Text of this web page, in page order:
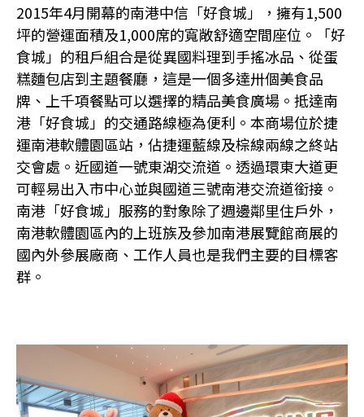
2015年4月開幕的南港中信「好食城」，擁有1,500
坪的營運面積及1,000席的寬敞舒適空間座位。「好
食城」的租戶組合是從異國料理到手搖冰品、從蛋
糕麵包店到主題餐廳，這是一個多達卅個美食品
牌、上千項餐點可以選擇的精品美食廣場。抵達南
港「好食城」的交通路線極為便利。本商場位於捷
運南港軟體園區站，佔捷運藍線及棕線兩線之終站
交會處。近國道一號東湖交流道。透過環東大道更
可輕易出入市中心並與國道三號南港交流道銜接。
南港「好食城」服務的對象除了週邊鄰里住戶外，
南港軟體園區內的上班族及參加南港展覽館商展的
國內外參展廠商、工作人員也是我們主要的目標客
群。